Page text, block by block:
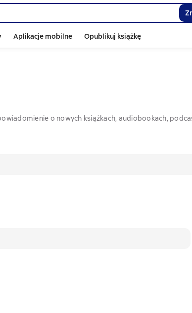
Aplikacje mobilne Opublikuj książkę
o nowych książkach, audiobookach,